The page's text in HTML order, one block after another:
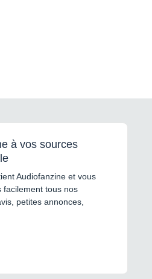
à vos sources
Audiofanzine et vous
facilement tous nos
petites annonces,